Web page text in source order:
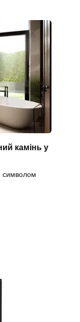
камінь у
символом